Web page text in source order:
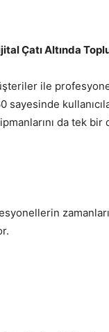
Çatı Altında
ile
sayesinde
da tek bir